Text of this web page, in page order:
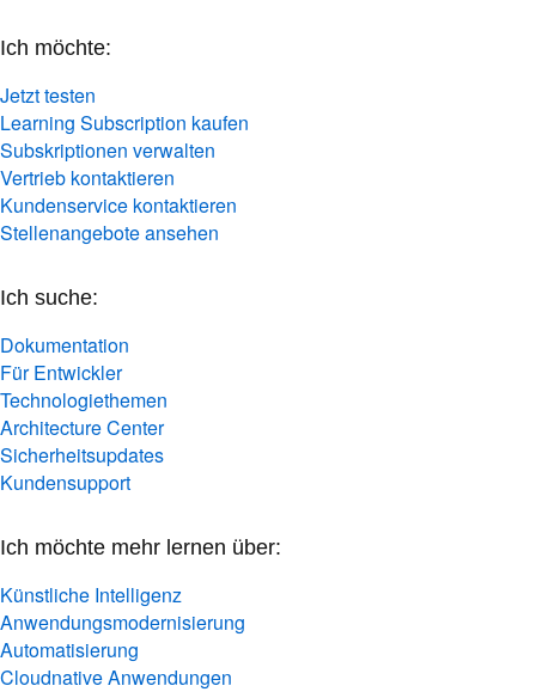
Ich möchte:
Jetzt testen
Learning Subscription kaufen
Subskriptionen verwalten
Vertrieb kontaktieren
Kundenservice kontaktieren
Stellenangebote ansehen
Ich suche:
Dokumentation
Für Entwickler
Technologiethemen
Architecture Center
Sicherheitsupdates
Kundensupport
Ich möchte mehr lernen über:
Künstliche Intelligenz
Anwendungsmodernisierung
Automatisierung
Cloudnative Anwendungen